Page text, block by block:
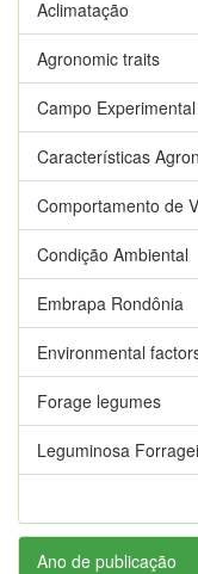
Aclimatação
Agronomic traits
Campo Experimental
Características
Comportamento de
Condição Ambiental
Embrapa Rondônia
Environmental
Forage legumes
Leguminosa
Ano de publicação